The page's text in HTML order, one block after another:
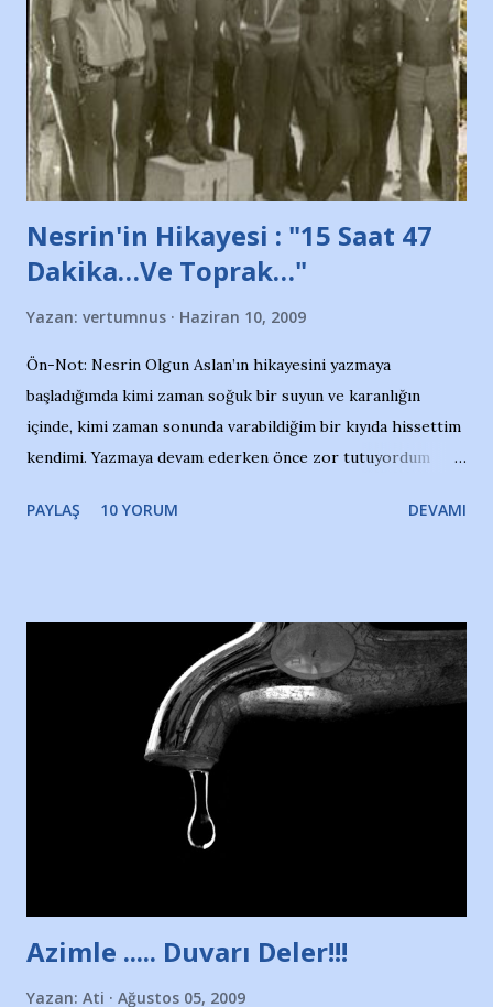
söylüyoruz. Bu son uyarımızdır. Bunun yanısıra, bu takımlara
ait tanıtıcı ilanların asılmasına izin veren Bursa Büyükşehir
Belediyesi ile mağazaların bulunduğu alışveriş merkezlerini
de kınıyoruz'' diye de eklemiş .. Blogumuzda okuduğum bu
yazının hemen ardından bu habe...
Nesrin'in Hikayesi : "15 Saat 47
Dakika…Ve Toprak…"
Yazan: vertumnus Haziran 10, 2009
Ön-Not: Nesrin Olgun Aslan’ın hikayesini yazmaya
başladığımda kimi zaman soğuk bir suyun ve karanlığın
içinde, kimi zaman sonunda varabildiğim bir kıyıda hissettim
kendimi. Yazmaya devam ederken önce zor tutuyordum
Yazımı, ağlayarak bitirebildim ancak…Kendisinin web
Nesrin’in Hikayesi’ne başlıyorum… 1964 Adana Yüzme
havuzunun kenarında 7 yaşında kara kuru bir kız çocuğu
duruyor. Havuzun içinde Adana Demirspor Kulübü
yüzücüleri. Erkekler çoğunlukta. Küçük kız etrafına bakıyor.
Sadece 4 kız çocuğu var. Nesrin, Adana Demirspor’un 4
kızından biri oluyor o gün…Giriyor havuza. 1973 – 1975
Adana Nesrin, 16 yaşında. Yüzüyor. 7 yaşında girdiği
Türkiye 3.lüğü var. 17 yaşında mar...
PAYLAŞ 10 YORUM DEVAMI
Azimle ..... Duvarı Deler!!!
Yazan: Ati Ağustos 05, 2009